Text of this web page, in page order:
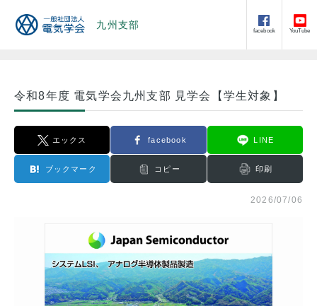
九州支部
facebook YouTube
令和8年度 電気学会九州支部 見学会【学生対象】
エックス facebook LINE
ブックマーク コピー 印刷
2026/07/06